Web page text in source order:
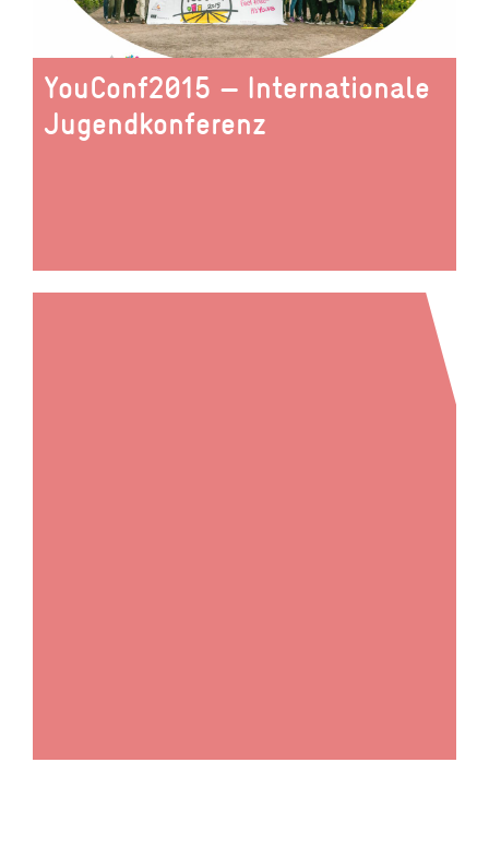
YouConf2015 – Internationale
Jugendkonferenz